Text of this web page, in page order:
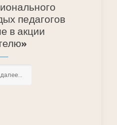
педагогов
в акции